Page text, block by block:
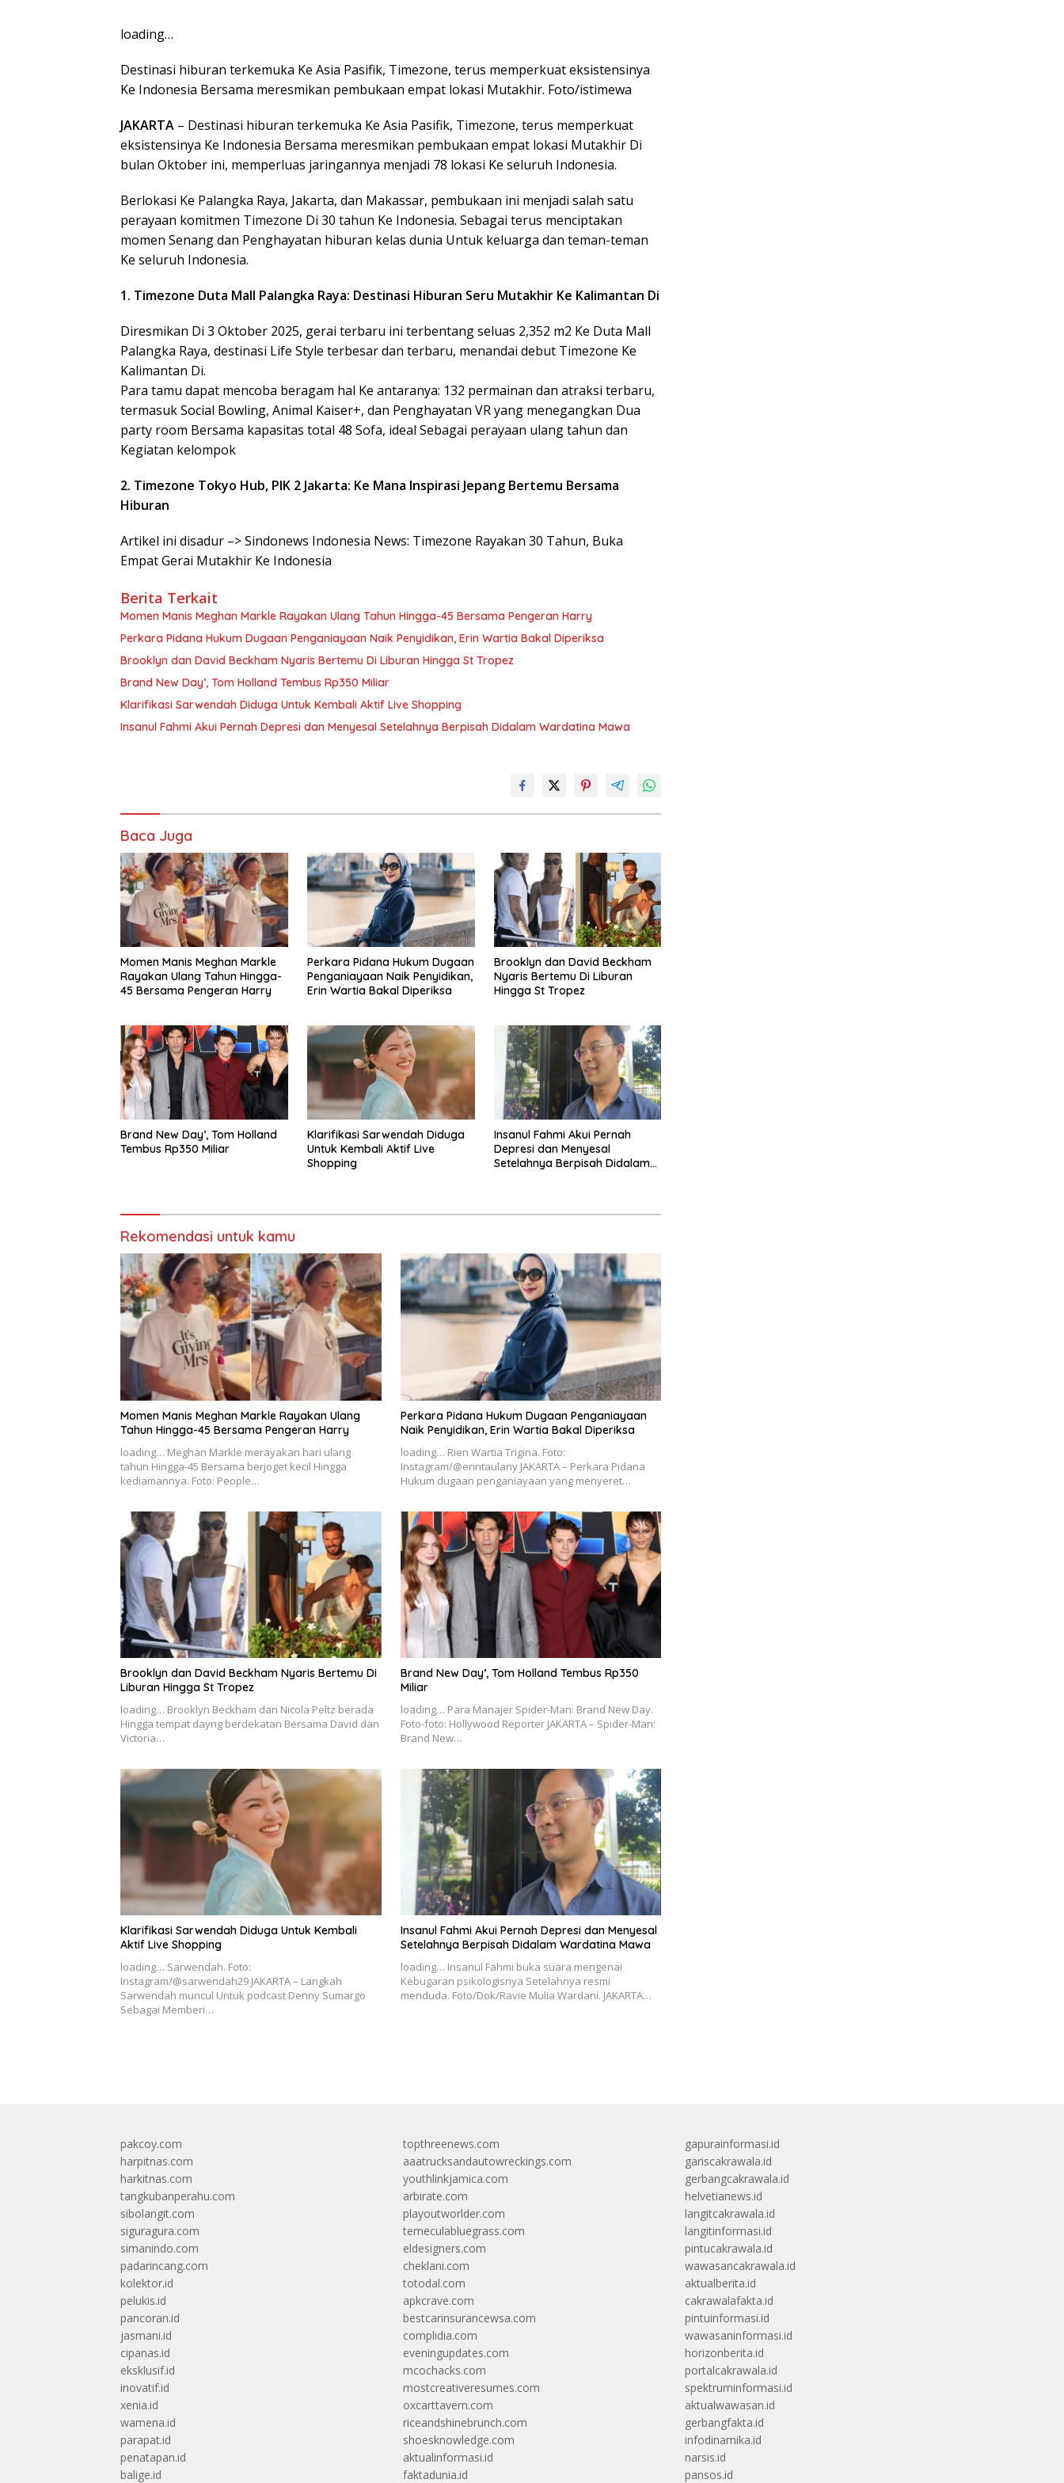
loading…
Destinasi hiburan terkemuka Ke Asia Pasifik, Timezone, terus memperkuat eksistensinya
Ke Indonesia Bersama meresmikan pembukaan empat lokasi Mutakhir. Foto/istimewa
JAKARTA – Destinasi hiburan terkemuka Ke Asia Pasifik, Timezone, terus memperkuat
eksistensinya Ke Indonesia Bersama meresmikan pembukaan empat lokasi Mutakhir Di
bulan Oktober ini, memperluas jaringannya menjadi 78 lokasi Ke seluruh Indonesia.
Berlokasi Ke Palangka Raya, Jakarta, dan Makassar, pembukaan ini menjadi salah satu
perayaan komitmen Timezone Di 30 tahun Ke Indonesia. Sebagai terus menciptakan
momen Senang dan Penghayatan hiburan kelas dunia Untuk keluarga dan teman-teman
Ke seluruh Indonesia.
1. Timezone Duta Mall Palangka Raya: Destinasi Hiburan Seru Mutakhir Ke Kalimantan Di
Diresmikan Di 3 Oktober 2025, gerai terbaru ini terbentang seluas 2,352 m2 Ke Duta Mall
Palangka Raya, destinasi Life Style terbesar dan terbaru, menandai debut Timezone Ke
Kalimantan Di.
Para tamu dapat mencoba beragam hal Ke antaranya: 132 permainan dan atraksi terbaru,
termasuk Social Bowling, Animal Kaiser+, dan Penghayatan VR yang menegangkan Dua
party room Bersama kapasitas total 48 Sofa, ideal Sebagai perayaan ulang tahun dan
Kegiatan kelompok
2. Timezone Tokyo Hub, PIK 2 Jakarta: Ke Mana Inspirasi Jepang Bertemu Bersama
Hiburan
Artikel ini disadur –> Sindonews Indonesia News: Timezone Rayakan 30 Tahun, Buka
Empat Gerai Mutakhir Ke Indonesia
Berita Terkait
Momen Manis Meghan Markle Rayakan Ulang Tahun Hingga-45 Bersama Pengeran Harry
Perkara Pidana Hukum Dugaan Penganiayaan Naik Penyidikan, Erin Wartia Bakal Diperiksa
Brooklyn dan David Beckham Nyaris Bertemu Di Liburan Hingga St Tropez
Brand New Day’, Tom Holland Tembus Rp350 Miliar
Klarifikasi Sarwendah Diduga Untuk Kembali Aktif Live Shopping
Insanul Fahmi Akui Pernah Depresi dan Menyesal Setelahnya Berpisah Didalam Wardatina Mawa
Baca Juga
Momen Manis Meghan Markle
Rayakan Ulang Tahun Hingga-
45 Bersama Pengeran Harry
Perkara Pidana Hukum Dugaan
Penganiayaan Naik Penyidikan,
Erin Wartia Bakal Diperiksa
Brooklyn dan David Beckham
Nyaris Bertemu Di Liburan
Hingga St Tropez
Brand New Day’, Tom Holland
Tembus Rp350 Miliar
Klarifikasi Sarwendah Diduga
Untuk Kembali Aktif Live
Shopping
Insanul Fahmi Akui Pernah
Depresi dan Menyesal
Setelahnya Berpisah Didalam
Rekomendasi untuk kamu
Momen Manis Meghan Markle Rayakan Ulang
Tahun Hingga-45 Bersama Pengeran Harry
loading… Meghan Markle merayakan hari ulang
tahun Hingga-45 Bersama berjoget kecil Hingga
kediamannya. Foto: People…
Perkara Pidana Hukum Dugaan Penganiayaan
Naik Penyidikan, Erin Wartia Bakal Diperiksa
loading… Rien Wartia Trigina. Foto:
Instagram/@erintaulany JAKARTA – Perkara Pidana
Hukum dugaan penganiayaan yang menyeret…
Brooklyn dan David Beckham Nyaris Bertemu Di
Liburan Hingga St Tropez
loading… Brooklyn Beckham dan Nicola Peltz berada
Hingga tempat dayng berdekatan Bersama David dan
Victoria…
Brand New Day’, Tom Holland Tembus Rp350
Miliar
loading… Para Manajer Spider-Man: Brand New Day.
Foto-foto: Hollywood Reporter JAKARTA – Spider-Man:
Brand New…
Klarifikasi Sarwendah Diduga Untuk Kembali
Aktif Live Shopping
loading… Sarwendah. Foto:
Instagram/@sarwendah29 JAKARTA – Langkah
Sarwendah muncul Untuk podcast Denny Sumargo
Sebagai Memberi…
Insanul Fahmi Akui Pernah Depresi dan Menyesal
Setelahnya Berpisah Didalam Wardatina Mawa
loading… Insanul Fahmi buka suara mengenai
Kebugaran psikologisnya Setelahnya resmi
menduda. Foto/Dok/Ravie Mulia Wardani. JAKARTA…
pakcoy.com
harpitnas.com
harkitnas.com
tangkubanperahu.com
sibolangit.com
siguragura.com
simanindo.com
padarincang.com
kolektor.id
pelukis.id
pancoran.id
jasmani.id
cipanas.id
eksklusif.id
inovatif.id
xenia.id
wamena.id
parapat.id
penatapan.id
balige.id
topthreenews.com
aaatrucksandautowreckings.com
youthlinkjamica.com
arbirate.com
playoutworlder.com
temeculabluegrass.com
eldesigners.com
cheklani.com
totodal.com
apkcrave.com
bestcarinsurancewsa.com
complidia.com
eveningupdates.com
mcochacks.com
mostcreativeresumes.com
oxcarttavern.com
riceandshinebrunch.com
shoesknowledge.com
aktualinformasi.id
faktadunia.id
gapurainformasi.id
gariscakrawala.id
gerbangcakrawala.id
helvetianews.id
langitcakrawala.id
langitinformasi.id
pintucakrawala.id
wawasancakrawala.id
aktualberita.id
cakrawalafakta.id
pintuinformasi.id
wawasaninformasi.id
horizonberita.id
portalcakrawala.id
spektruminformasi.id
aktualwawasan.id
gerbangfakta.id
infodinamika.id
narsis.id
pansos.id